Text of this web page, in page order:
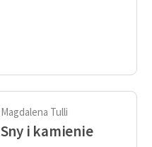
Magdalena Tulli
Sny i kamienie